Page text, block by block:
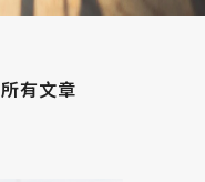
所有文章